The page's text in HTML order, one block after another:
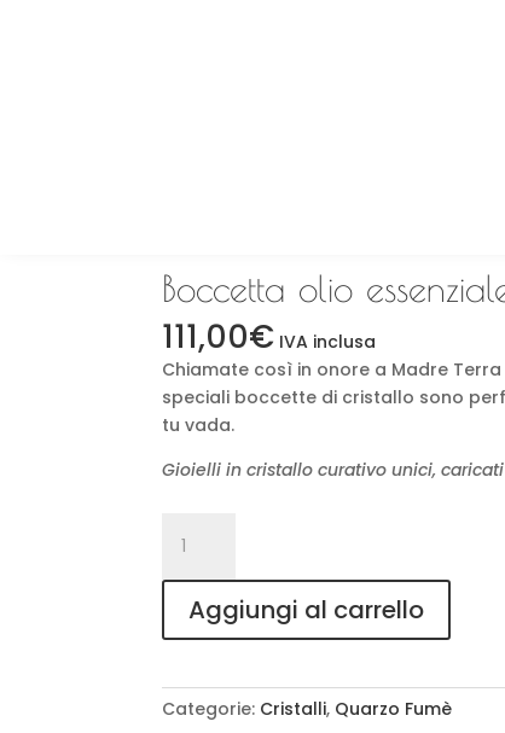
→
Boccetta olio
111,00€ IVA inclusa
Chiamate così in onore a Madre
speciali boccette di cristallo sono
tu vada.
Gioielli in cristallo curativo unici,
olio
essenziale
cristallo
Quarzo
Fumè
Aggiungi al carrello
Categorie: Cristalli, Quarzo Fumè